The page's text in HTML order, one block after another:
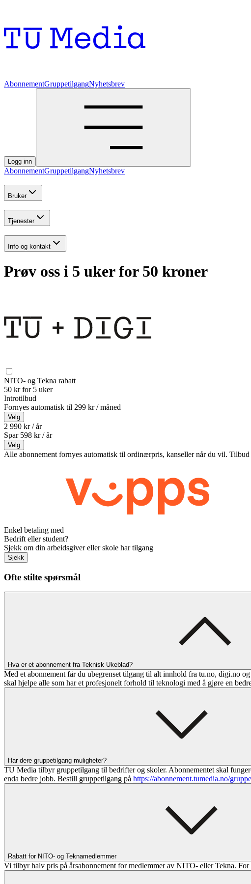
AbonnementGruppetilgangNyhetsbrev
Logg inn
AbonnementGruppetilgangNyhetsbrev
Bruker
Tjenester
Info og kontakt
Prøv oss i 5 uker for 50 kroner
NITO- og Tekna rabatt
50 kr for 5 uker
Introtilbud
Fornyes automatisk til 299 kr / måned
Velg
2 990 kr / år
Spar 598 kr /år
Velg
Alle abonnement fornyes automatisk til ordinærpris, kanseller når du vil.
Enkel betaling med
Bedrift eller student?
Sjekk om din arbeidsgiver eller skole har tilgang
Sjekk
Ofte stilte spørsmål
Hva er et abonnement fra Teknisk Ukeblad?
Med et abonnement får du ubegrenset tilgang til alt innhold fra tu.no, digi.no
skal hjelpe alle som har et profesjonelt forhold til teknologi med å gjøre en
Har dere gruppetilgang muligheter?
TU Media tilbyr gruppetilgang til bedrifter og skoler. Abonnementet skal
enda bedre jobb. Bestill gruppetilgang på https://abonnement.tumedia.no/
Rabatt for NITO- og Teknamedlemmer
Vi tilbyr halv pris på årsabonnement for medlemmer av NITO- eller Tekna.